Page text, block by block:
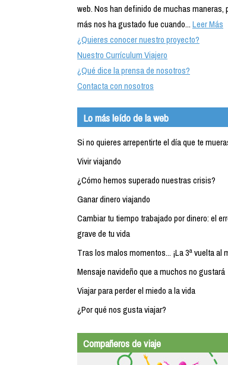
web. Nos han definido de muchas maneras,
más nos ha gustado fue cuando...Leer Más
¿Quieres conocer nuestro proyecto?
Nuestro Currículum Viajero
¿Qué dice la prensa de nosotros?
Contacta con nosotros
Lo más leído de la web
Si no quieres arrepentirte el día que te
Vivir viajando
¿Cómo hemos superado nuestras crisis?
Ganar dinero viajando
Cambiar tu tiempo trabajado por dinero: el
grave de tu vida
Tras los malos momentos... ¡La 3ª vuelta al
Mensaje navideño que a muchos no gustará
Viajar para perder el miedo a la vida
¿Por qué nos gusta viajar?
Compañeros de viaje